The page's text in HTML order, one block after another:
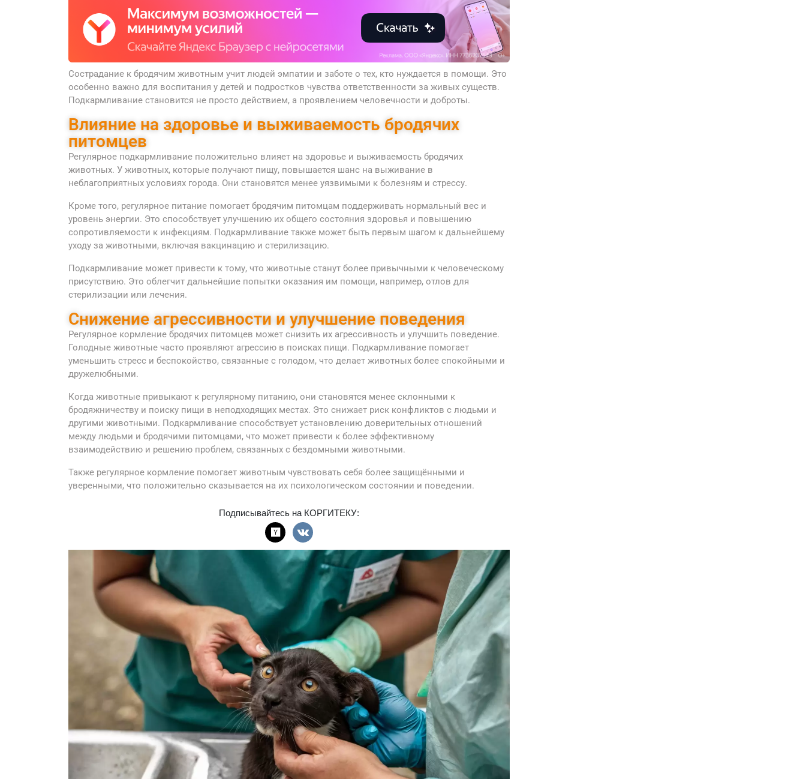
Сострадание к бродячим животным учит людей эмпатии и заботе о тех, кто нуждается в помощи. Это
особенно важно для воспитания у детей и подростков чувства ответственности за живых существ.
Подкармливание становится не просто действием, а проявлением человечности и доброты.
Влияние на здоровье и выживаемость бродячих
питомцев
Регулярное подкармливание положительно влияет на здоровье и выживаемость бродячих
животных. У животных, которые получают пищу, повышается шанс на выживание в
неблагоприятных условиях города. Они становятся менее уязвимыми к болезням и стрессу.
Кроме того, регулярное питание помогает бродячим питомцам поддерживать нормальный вес и
уровень энергии. Это способствует улучшению их общего состояния здоровья и повышению
сопротивляемости к инфекциям. Подкармливание также может быть первым шагом к дальнейшему
уходу за животными, включая вакцинацию и стерилизацию.
Подкармливание может привести к тому, что животные станут более привычными к человеческому
присутствию. Это облегчит дальнейшие попытки оказания им помощи, например, отлов для
стерилизации или лечения.
Снижение агрессивности и улучшение поведения
Регулярное кормление бродячих питомцев может снизить их агрессивность и улучшить поведение.
Голодные животные часто проявляют агрессию в поисках пищи. Подкармливание помогает
уменьшить стресс и беспокойство, связанные с голодом, что делает животных более спокойными и
дружелюбными.
Когда животные привыкают к регулярному питанию, они становятся менее склонными к
бродяжничеству и поиску пищи в неподходящих местах. Это снижает риск конфликтов с людьми и
другими животными. Подкармливание способствует установлению доверительных отношений
между людьми и бродячими питомцами, что может привести к более эффективному
взаимодействию и решению проблем, связанных с бездомными животными.
Также регулярное кормление помогает животным чувствовать себя более защищёнными и
уверенными, что положительно сказывается на их психологическом состоянии и поведении.
Подписывайтесь на КОРГИТЕКУ: